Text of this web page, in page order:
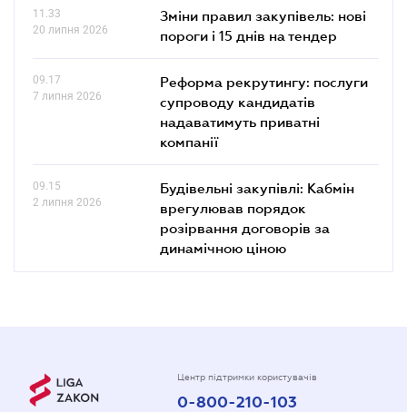
11.33
20 липня 2026
Зміни правил закупівель: нові
пороги і 15 днів на тендер
09.17
7 липня 2026
Реформа рекрутингу: послуги
супроводу кандидатів
надаватимуть приватні
компанії
09.15
2 липня 2026
Будівельні закупівлі: Кабмін
врегулював порядок
розірвання договорів за
динамічною ціною
Центр підтримки користувачів
0-800-210-103